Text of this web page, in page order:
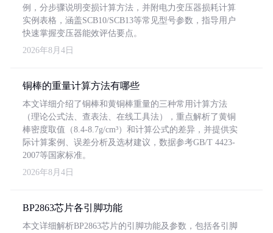
例，分步骤说明变损计算方法，并附电力变压器损耗计算
实例表格，涵盖SCB10/SCB13等常见型号参数，指导用户
快速掌握变压器能效评估要点。
2026年8月4日
铜棒的重量计算方法有哪些
本文详细介绍了铜棒和黄铜棒重量的三种常用计算方法
（理论公式法、查表法、在线工具法），重点解析了黄铜
棒密度取值（8.4-8.7g/cm³）和计算公式的差异，并提供实
际计算案例、误差分析及选材建议，数据参考GB/T 4423-
2007等国家标准。
2026年8月4日
BP2863芯片各引脚功能
本文详细解析BP2863芯片的引脚功能及参数，包括各引脚